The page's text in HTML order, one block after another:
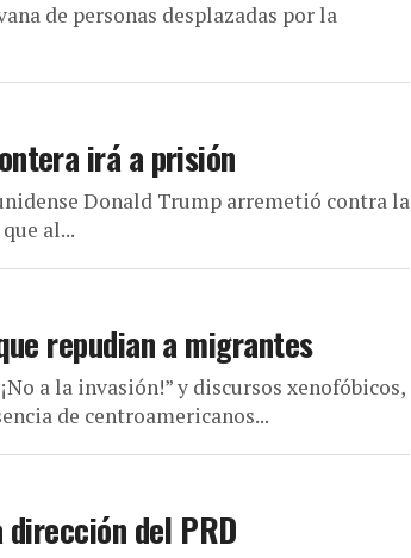
de personas desplazadas por la
irá a prisión
Donald Trump arremetió contra la
al...
repudian a migrantes
a la invasión!” y discursos xenofóbicos,
de centroamericanos...
dirección del PRD